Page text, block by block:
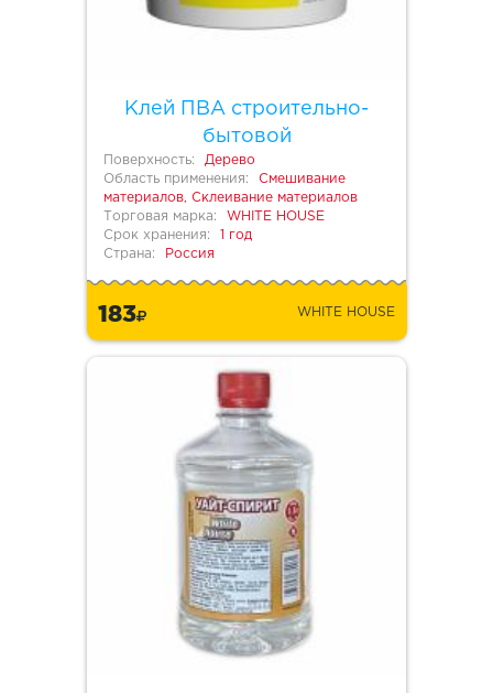
Клей ПВА строительно-
бытовой
Поверхность:
Дерево
Область применения:
Смешивание
материалов, Склеивание материалов
Торговая марка:
WHITE HOUSE
Срок хранения:
1 год
Страна:
Россия
183 WHITE HOUSE